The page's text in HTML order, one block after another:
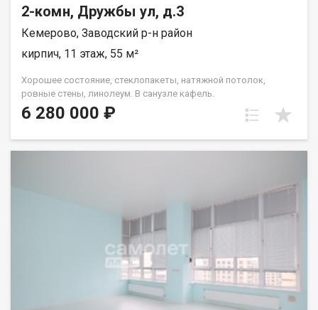
2-комн, Дружбы ул, д.3
Кемерово, Заводский р-н район
кирпич, 11 этаж, 55 м²
Хорошее состояние, стеклопакеты, натяжной потолок,
ровные стены, линолеум. В санузле кафель.
6 280 000 ₽